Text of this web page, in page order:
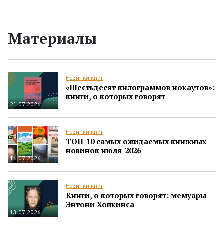
Материалы
21.07.2026
Новинки книг
«Шестьдесят килограммов нокаутов»:
книги, о которых говорят
16.07.2026
Новинки книг
ТОП-10 самых ожидаемых книжных
новинок июля-2026
13.07.2026
Новинки книг
Книги, о которых говорят: мемуары
Энтони Хопкинса